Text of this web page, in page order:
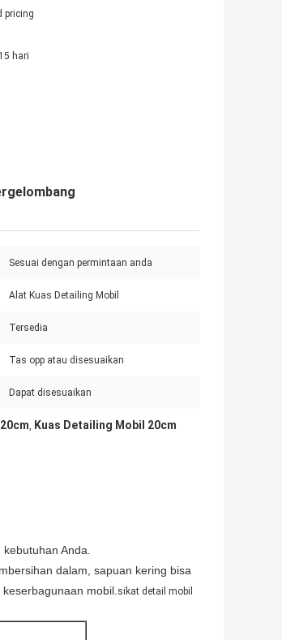
pricing
hari
Sesuai dengan permintaan anda
Alat Kuas Detailing Mobil
Tersedia
Tas opp atau disesuaikan
Dapat disesuaikan
, Kuas Detailing Mobil 20cm
Anda.
dalam, sapuan kering bisa
mobil.sikat detail mobil